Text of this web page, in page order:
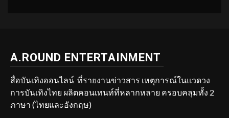
A.ROUND ENTERTAINMENT
สื่อบันเทิงออนไลน์ ที่รายงานข่าวสาร เหตุการณ์ในแวดวง
การบันเทิงไทย ผลิตคอนเทนท์ที่หลากหลาย ครอบคลุมทั้ง 2
ภาษา (ไทยและอังกฤษ)